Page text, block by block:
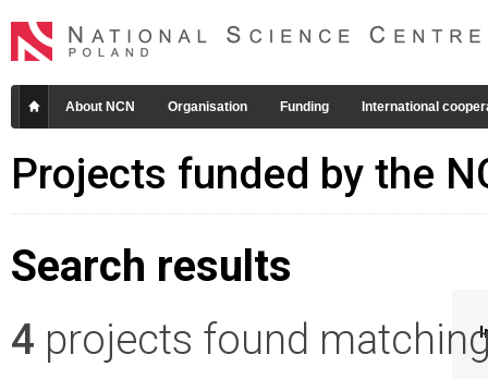
About NCN Organisation Funding International
Projects funded by the
Search results
4 projects found